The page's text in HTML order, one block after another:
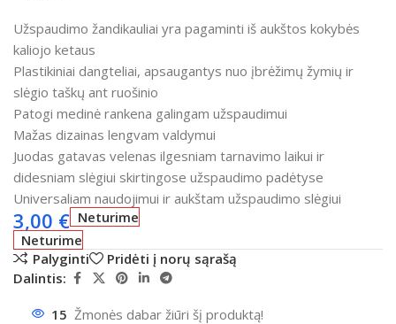
Užspaudimo žandikauliai yra pagaminti iš aukštos kokybės
kaliojo ketaus
Plastikiniai dangteliai, apsaugantys nuo įbrėžimų žymių ir
slėgio taškų ant ruošinio
Patogi medinė rankena galingam užspaudimui
Mažas dizainas lengvam valdymui
Juodas gatavas velenas ilgesniam tarnavimo laikui ir
didesniam slėgiui skirtingose užspaudimo padėtyse
Universaliam naudojimui ir aukštam užspaudimo slėgiui
3,00 € Neturime
Neturime
Palyginti
Pridėti į norų sąrašą
Dalintis:
15 Žmonės dabar žiūri šį produktą!